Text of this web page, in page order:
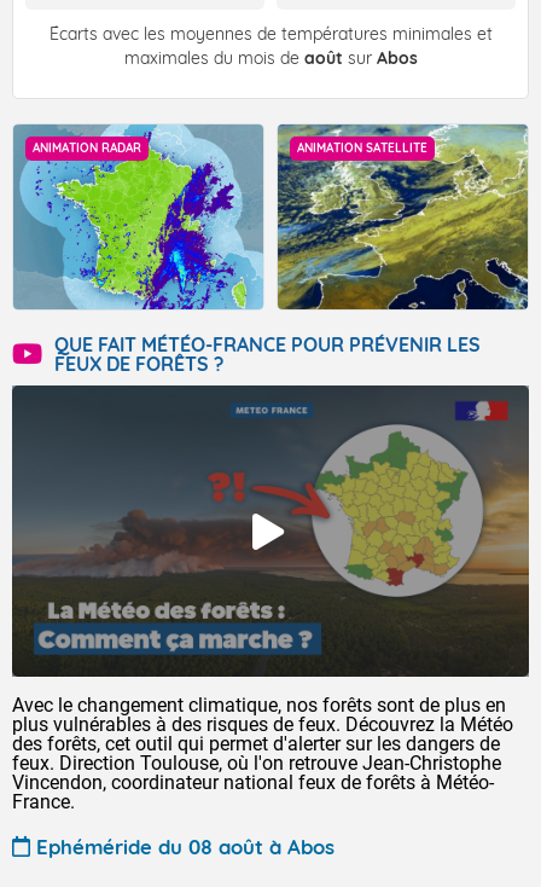
Écarts avec les moyennes de températures minimales et
maximales du mois de août sur Abos
ANIMATION RADAR ANIMATION SATELLITE
QUE FAIT MÉTÉO-FRANCE POUR PRÉVENIR LES
FEUX DE FORÊTS ?
Avec le changement climatique, nos forêts sont de plus en
plus vulnérables à des risques de feux. Découvrez la Météo
des forêts, cet outil qui permet d'alerter sur les dangers de
feux. Direction Toulouse, où l'on retrouve Jean-Christophe
Vincendon, coordinateur national feux de forêts à Météo-
France.
Ephéméride du 08 août à Abos